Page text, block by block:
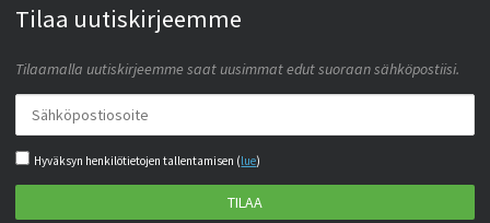
Tilaa uutiskirjeemme
Tilaamalla uutiskirjeemme saat uusimmat edut suoraan sähköpostiisi.
Hyväksyn henkilötietojen tallentamisen (lue)
TILAA